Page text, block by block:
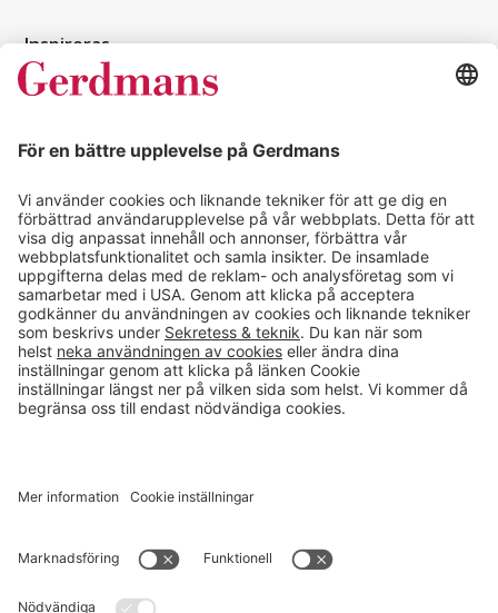
Inspireras
Kundcase
Läsvärt
Kontakt
info@gerdmans.se
0433-740 80
Kundservice öppettider
Vardagar 07.30-17.00
© 2026 Gerdmans Inredningar AB Alla priser är exklusive moms.
Cookie inställningar